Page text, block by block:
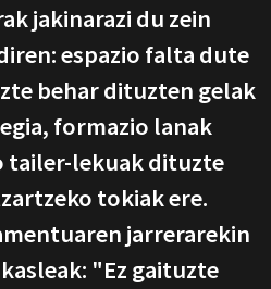
jakinarazi du zein
espazio falta dute
behar dituzten gelak
formazio lanak
tailer-lekuak dituzte
tokiak ere.
jarrerarekin
"Ez gaituzte